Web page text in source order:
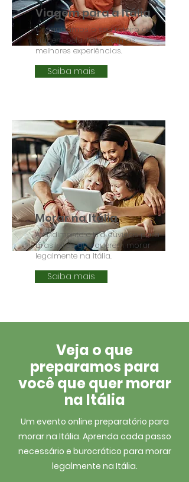
Viagem para a Itália
Organizamos o seu roteiro de
viagem pela Itália com as
melhores experiências.
Saiba mais
Morar na Itália
Atendimento e tira dúvidas para
brasileiros que querem morar
legalmente na Itália.
Saiba mais
Veja o que
preparamos para
você que quer morar
na Itália
Um evento online preparatório para
morar na Itália. Aprenda cada passo
necessário e burocrático para morar
legalmente na Itália.